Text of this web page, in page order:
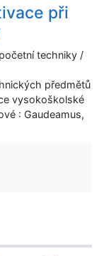
při
techniky /
předmětů
vysokoškolské
: Gaudeamus,